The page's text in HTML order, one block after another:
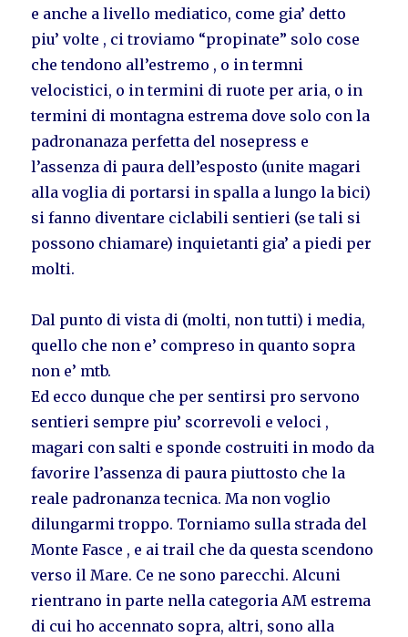
e anche a livello mediatico, come gia’ detto
piu’ volte , ci troviamo “propinate” solo cose
che tendono all’estremo , o in termni
velocistici, o in termini di ruote per aria, o in
termini di montagna estrema dove solo con la
padronanaza perfetta del nosepress e
l’assenza di paura dell’esposto (unite magari
alla voglia di portarsi in spalla a lungo la bici)
si fanno diventare ciclabili sentieri (se tali si
possono chiamare) inquietanti gia’ a piedi per
molti.
Dal punto di vista di (molti, non tutti) i media,
quello che non e’ compreso in quanto sopra
non e’ mtb.
Ed ecco dunque che per sentirsi pro servono
sentieri sempre piu’ scorrevoli e veloci ,
magari con salti e sponde costruiti in modo da
favorire l’assenza di paura piuttosto che la
reale padronanza tecnica. Ma non voglio
dilungarmi troppo. Torniamo sulla strada del
Monte Fasce , e ai trail che da questa scendono
verso il Mare. Ce ne sono parecchi. Alcuni
rientrano in parte nella categoria AM estrema
di cui ho accennato sopra, altri, sono alla